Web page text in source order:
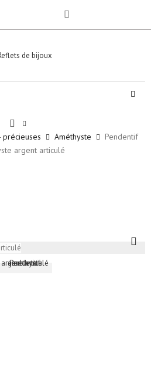
précieuses Améthyste
Pendentif
argent articulé